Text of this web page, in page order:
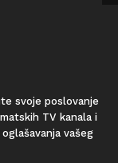
svoje poslovanje
TV kanala i
vašeg